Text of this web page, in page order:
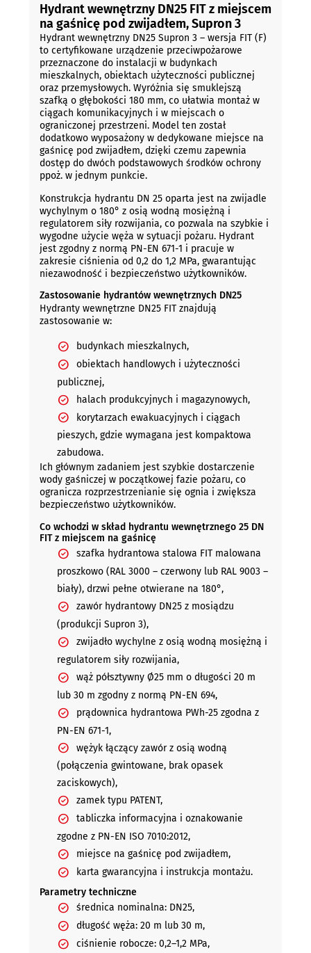
Hydrant wewnętrzny DN25 FIT z miejscem
na gaśnicę pod zwijadłem, Supron 3
Hydrant wewnętrzny DN25 Supron 3 – wersja FIT (F)
to certyfikowane urządzenie przeciwpożarowe
przeznaczone do instalacji w budynkach
mieszkalnych, obiektach użyteczności publicznej
oraz przemysłowych. Wyróżnia się smuklejszą
szafką o głębokości 180 mm, co ułatwia montaż w
ciągach komunikacyjnych i w miejscach o
ograniczonej przestrzeni. Model ten został
dodatkowo wyposażony w dedykowane miejsce na
gaśnicę pod zwijadłem, dzięki czemu zapewnia
dostęp do dwóch podstawowych środków ochrony
ppoż. w jednym punkcie.
Konstrukcja hydrantu DN 25 oparta jest na zwijadle
wychylnym o 180° z osią wodną mosiężną i
regulatorem siły rozwijania, co pozwala na szybkie i
wygodne użycie węża w sytuacji pożaru. Hydrant
jest zgodny z normą PN-EN 671-1 i pracuje w
zakresie ciśnienia od 0,2 do 1,2 MPa, gwarantując
niezawodność i bezpieczeństwo użytkowników.
Zastosowanie hydrantów wewnętrznych DN25
Hydranty wewnętrzne DN25 FIT znajdują
zastosowanie w:
budynkach mieszkalnych,
obiektach handlowych i użyteczności
publicznej,
halach produkcyjnych i magazynowych,
korytarzach ewakuacyjnych i ciągach
pieszych, gdzie wymagana jest kompaktowa
zabudowa.
Ich głównym zadaniem jest szybkie dostarczenie
wody gaśniczej w początkowej fazie pożaru, co
ogranicza rozprzestrzenianie się ognia i zwiększa
bezpieczeństwo użytkowników.
Co wchodzi w skład hydrantu wewnętrznego 25 DN
FIT z miejscem na gaśnicę
szafka hydrantowa stalowa FIT malowana
proszkowo (RAL 3000 – czerwony lub RAL 9003 –
biały), drzwi pełne otwierane na 180°,
zawór hydrantowy DN25 z mosiądzu
(produkcji Supron 3),
zwijadło wychylne z osią wodną mosiężną i
regulatorem siły rozwijania,
wąż półsztywny Ø25 mm o długości 20 m
lub 30 m zgodny z normą PN-EN 694,
prądownica hydrantowa PWh-25 zgodna z
PN-EN 671-1,
wężyk łączący zawór z osią wodną
(połączenia gwintowane, brak opasek
zaciskowych),
zamek typu PATENT,
tabliczka informacyjna i oznakowanie
zgodne z PN-EN ISO 7010:2012,
miejsce na gaśnicę pod zwijadłem,
karta gwarancyjna i instrukcja montażu.
Parametry techniczne
średnica nominalna: DN25,
długość węża: 20 m lub 30 m,
ciśnienie robocze: 0,2–1,2 MPa,